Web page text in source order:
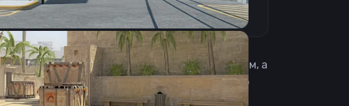
Мечтает стать профессиональным игроком, а
открывает кейсы и играет на FACEIT. На его